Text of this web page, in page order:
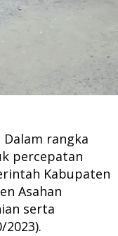
Dalam rangka
percepatan
Kabupaten
Asahan
serta